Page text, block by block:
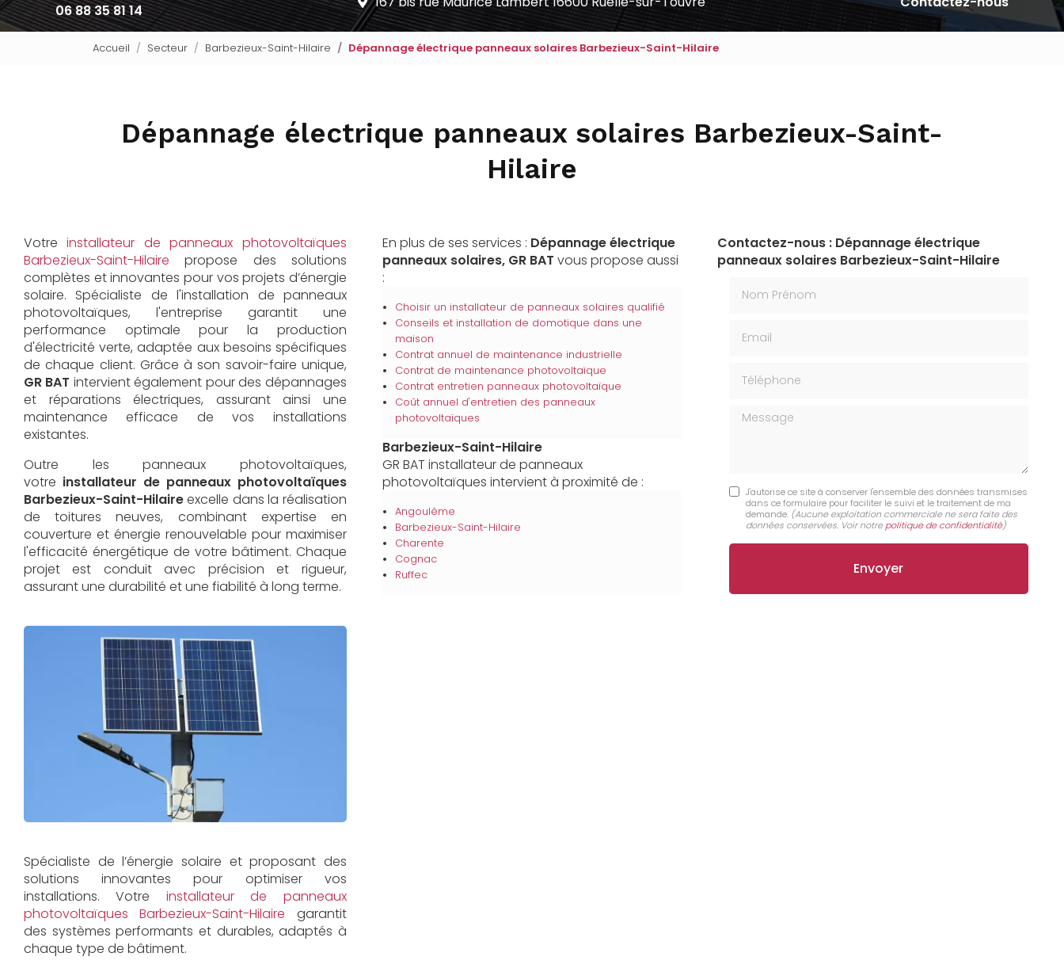
06 88 35 81 14
Accueil Secteur Barbezieux-Saint-Hilaire Dépannage électrique panneaux solaires Barbezieux-Saint-Hilaire
Dépannage électrique panneaux solaires Barbezieux-Saint-
Hilaire
Votre installateur de panneaux photovoltaïques
Barbezieux-Saint-Hilairepropose des solutions
complètes et innovantes pour vos projets d’énergie
solaire. Spécialiste de l'installation de panneaux
photovoltaïques, l'entreprise garantit une
performance optimale pour la production
d'électricité verte, adaptée aux besoins spécifiques
de chaque client. Grâce à son savoir-faire unique,
GR BAT intervient également pour des dépannages
et réparations électriques, assurant ainsi une
maintenance efficace de vos installations
existantes.
Outre les panneaux photovoltaïques,
votre installateur de panneaux photovoltaïques
Barbezieux-Saint-Hilaireexcelle dans la réalisation
de toitures neuves, combinant expertise en
couverture et énergie renouvelable pour maximiser
l'efficacité énergétique de votre bâtiment. Chaque
projet est conduit avec précision et rigueur,
assurant une durabilité et une fiabilité à long terme.
Spécialiste de l’énergie solaire et proposant des
solutions innovantes pour optimiser vos
installations. Votre installateur de panneaux
photovoltaïques Barbezieux-Saint-Hilaire garantit
des systèmes performants et durables, adaptés à
chaque type de bâtiment.
En plus de ses services : Dépannage électrique
panneaux solaires, GR BAT vous propose aussi
:
Choisir un installateur de panneaux solaires qualifié
Conseils et installation de domotique dans une
maison
Contrat annuel de maintenance industrielle
Contrat de maintenance photovoltaïque
Contrat entretien panneaux photovoltaïque
Coût annuel d'entretien des panneaux
photovoltaïques
Barbezieux-Saint-Hilaire
GR BAT installateur de panneaux
photovoltaïques intervient à proximité de :
Angoulême
Barbezieux-Saint-Hilaire
Charente
Cognac
Ruffec
Contactez-nous : Dépannage électrique
panneaux solaires Barbezieux-Saint-Hilaire
Message
J'autorise ce site à conserver l'ensemble des données transmises
dans ce formulaire pour faciliter le suivi et le traitement de ma
demande. (Aucune exploitation commerciale ne sera faite des
données conservées. Voir notre politique de confidentialité)